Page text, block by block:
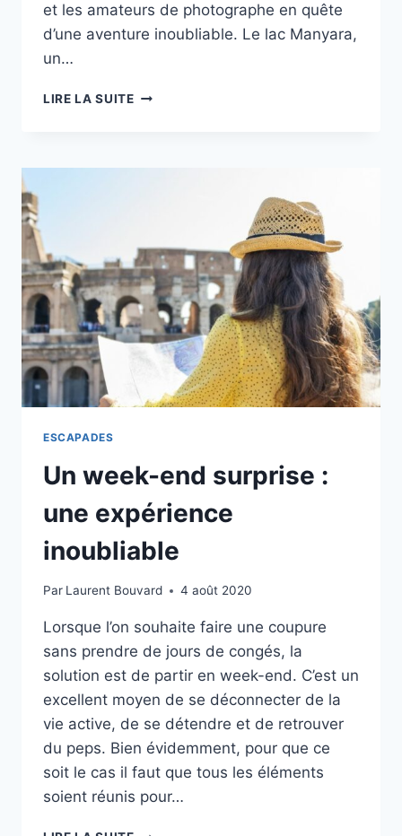
et les amateurs de photographe en quête
d’une aventure inoubliable. Le lac Manyara,
un…
LIRE LA SUITEEN
TANZANIE
PARCS
NATIONAUX
ESCAPADES
Un week-end surprise :
une expérience
inoubliable
Par Laurent Bouvard 4 août 2020
Lorsque l’on souhaite faire une coupure
sans prendre de jours de congés, la
solution est de partir en week-end. C’est un
excellent moyen de se déconnecter de la
vie active, de se détendre et de retrouver
du peps. Bien évidemment, pour que ce
soit le cas il faut que tous les éléments
soient réunis pour…
UN